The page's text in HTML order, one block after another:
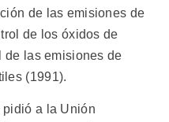
de las emisiones de
de los óxidos de
de las emisiones de
(1991).
pidió a la Unión